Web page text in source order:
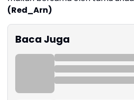
(Red_Arn)
Baca Juga